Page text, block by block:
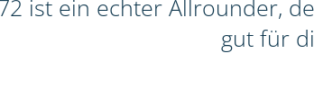
ist ein echter Allrounder,
gut für